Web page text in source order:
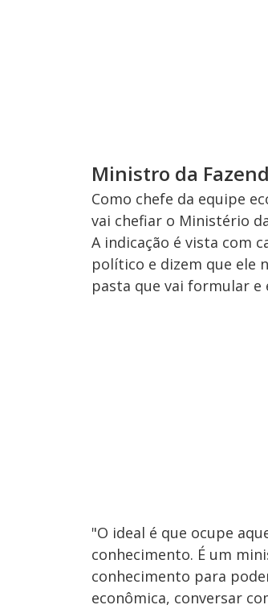
Ministro da
Como chefe da equipe
vai chefiar o Ministério
A indicação é vista com
político e dizem que ele
pasta que vai formular e
"O ideal é que ocupe
conhecimento. É um
conhecimento para
econômica, conversar